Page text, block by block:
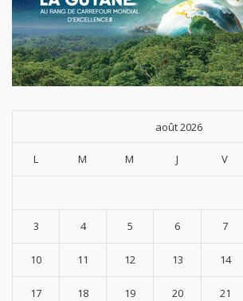
août 2026
L M M J V
3 4 5 6 7
10 11 12 13 14
17 18 19 20 21